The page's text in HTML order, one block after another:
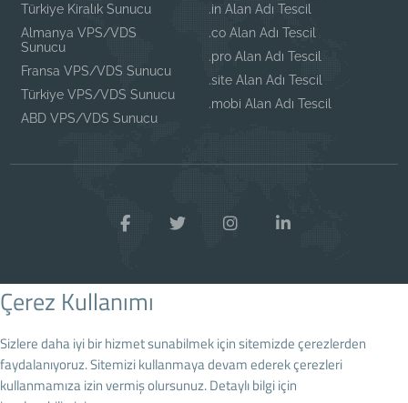
Türkiye Kiralık Sunucu
Almanya VPS/VDS
Sunucu
Fransa VPS/VDS Sunucu
Türkiye VPS/VDS Sunucu
ABD VPS/VDS Sunucu
.in Alan Adı Tescil
.co Alan Adı Tescil
.pro Alan Adı Tescil
.site Alan Adı Tescil
.mobi Alan Adı Tescil
Çerez Kullanımı
Sizlere daha iyi bir hizmet sunabilmek için sitemizde çerezlerden
faydalanıyoruz. Sitemizi kullanmaya devam ederek çerezleri
kullanmamıza izin vermiş olursunuz. Detaylı bilgi için